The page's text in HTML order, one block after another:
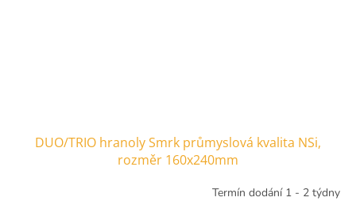
DUO/TRIO hranoly Smrk průmyslová kvalita NSi,
rozměr 160x240mm
Termín dodání 1 - 2 týdny